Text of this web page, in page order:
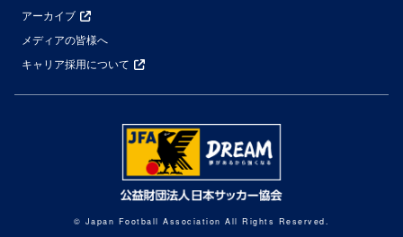
アーカイブ
メディアの皆様へ
キャリア採用について
© Japan Football Association All Rights Reserved.